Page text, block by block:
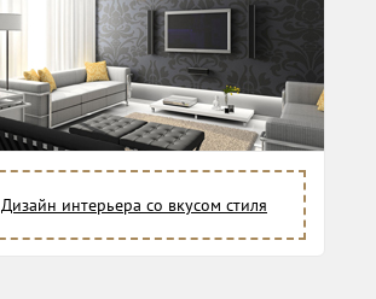
Дизайн интерьера со вкусом стиля